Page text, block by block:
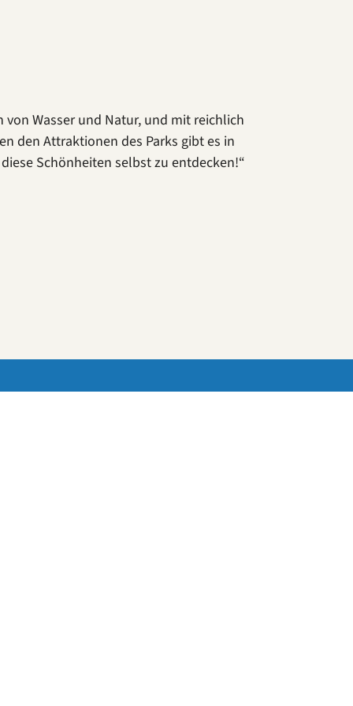
Wasser und Natur, und mit reichlich
den Attraktionen des Parks gibt es in
Schönheiten selbst zu entdecken!“